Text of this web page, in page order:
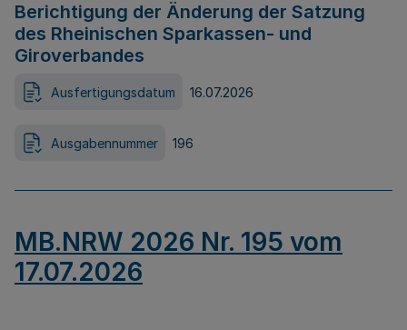
Berichtigung der Änderung der Satzung
des Rheinischen Sparkassen- und
Giroverbandes
Ausfertigungsdatum 16.07.2026
Ausgabennummer 196
MB.NRW 2026 Nr. 195 vom
17.07.2026